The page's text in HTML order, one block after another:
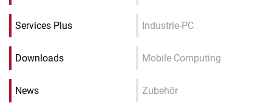
Services Plus
Downloads
News
Industrie-PC
Mobile Computing
Zubehör